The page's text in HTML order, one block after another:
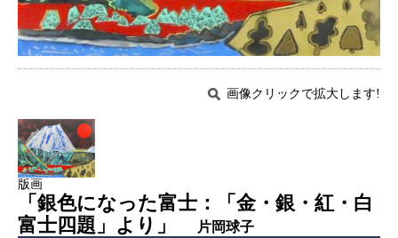
画像クリックで拡大します!
版画
「銀色になった富士：「金・銀・紅・白
富士四題」より」
片岡球子